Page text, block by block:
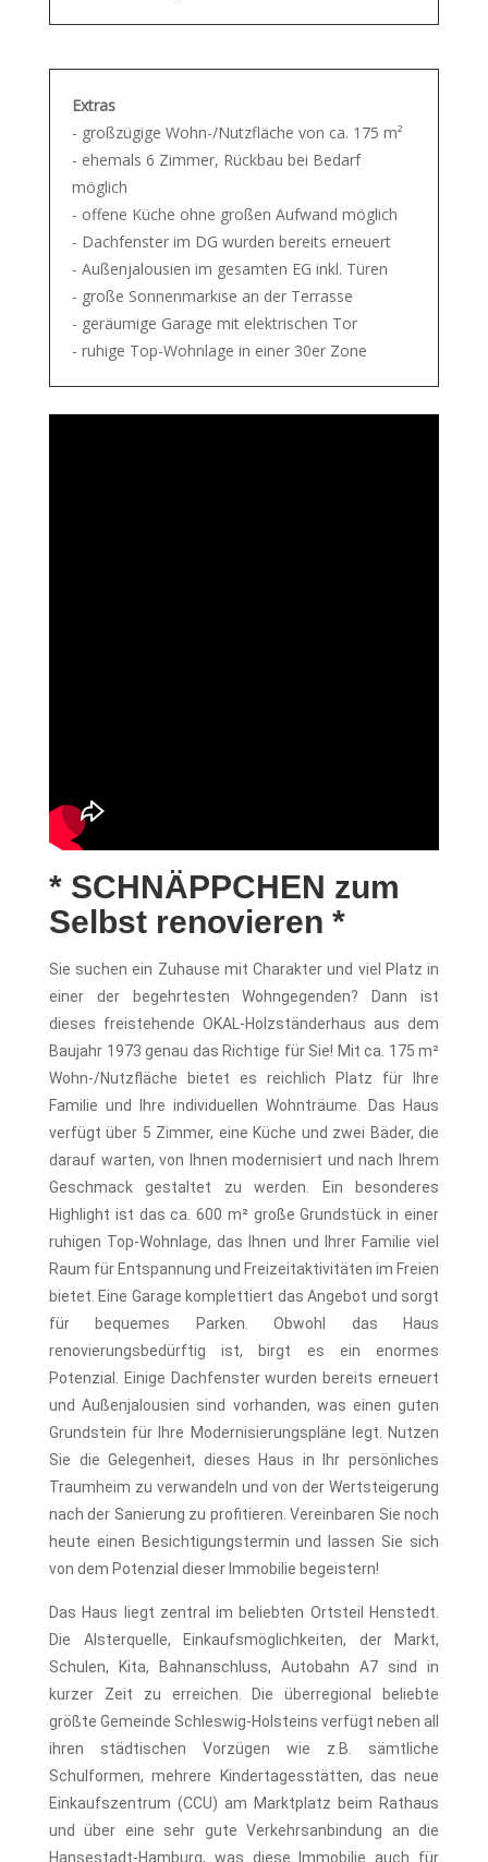
Extras
- großzügige Wohn-/Nutzfläche von ca. 175 m²
- ehemals 6 Zimmer, Rückbau bei Bedarf
möglich
- offene Küche ohne großen Aufwand möglich
- Dachfenster im DG wurden bereits erneuert
- Außenjalousien im gesamten EG inkl. Türen
- große Sonnenmarkise an der Terrasse
- geräumige Garage mit elektrischen Tor
- ruhige Top-Wohnlage in einer 30er Zone
* SCHNÄPPCHEN zum
Selbst renovieren *
Sie suchen ein Zuhause mit Charakter und viel Platz in
einer der begehrtesten Wohngegenden? Dann ist
dieses freistehende OKAL-Holzständerhaus aus dem
Baujahr 1973 genau das Richtige für Sie! Mit ca. 175 m²
Wohn-/Nutzfläche bietet es reichlich Platz für Ihre
Familie und Ihre individuellen Wohnträume. Das Haus
verfügt über 5 Zimmer, eine Küche und zwei Bäder, die
darauf warten, von Ihnen modernisiert und nach Ihrem
Geschmack gestaltet zu werden. Ein besonderes
Highlight ist das ca. 600 m² große Grundstück in einer
ruhigen Top-Wohnlage, das Ihnen und Ihrer Familie viel
Raum für Entspannung und Freizeitaktivitäten im Freien
bietet. Eine Garage komplettiert das Angebot und sorgt
für bequemes Parken. Obwohl das Haus
renovierungsbedürftig ist, birgt es ein enormes
Potenzial. Einige Dachfenster wurden bereits erneuert
und Außenjalousien sind vorhanden, was einen guten
Grundstein für Ihre Modernisierungspläne legt. Nutzen
Sie die Gelegenheit, dieses Haus in Ihr persönliches
Traumheim zu verwandeln und von der Wertsteigerung
nach der Sanierung zu profitieren. Vereinbaren Sie noch
heute einen Besichtigungstermin und lassen Sie sich
von dem Potenzial dieser Immobilie begeistern!
Das Haus liegt zentral im beliebten Ortsteil Henstedt.
Die Alsterquelle, Einkaufsmöglichkeiten, der Markt,
Schulen, Kita, Bahnanschluss, Autobahn A7 sind in
kurzer Zeit zu erreichen. Die überregional beliebte
größte Gemeinde Schleswig-Holsteins verfügt neben all
ihren städtischen Vorzügen wie z.B. sämtliche
Schulformen, mehrere Kindertagesstätten, das neue
Einkaufszentrum (CCU) am Marktplatz beim Rathaus
und über eine sehr gute Verkehrsanbindung an die
Hansestadt-Hamburg, was diese Immobilie auch für